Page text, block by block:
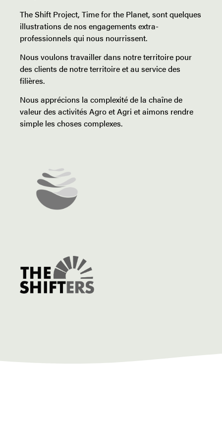
The Shift Project, Time for the Planet, sont quelques
illustrations de nos engagements extra-
professionnels qui nous nourrissent.
Nous voulons travailler dans notre territoire pour
des clients de notre territoire et au service des
filières.
Nous apprécions la complexité de la chaîne de
valeur des activités Agro et Agri et aimons rendre
simple les choses complexes.